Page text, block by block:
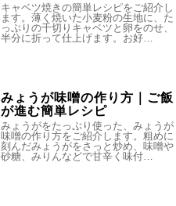
キャベツ焼きの簡単レシピをご紹介し
ます。薄く焼いた小麦粉の生地に、た
っぷりの千切りキャベツと卵をのせ、
半分に折って仕上げます。お好…
みょうが味噌の作り方｜ご飯
が進む簡単レシピ
みょうがをたっぷり使った、みょうが
味噌の作り方をご紹介します。粗めに
刻んだみょうがをさっと炒め、味噌や
砂糖、みりんなどで甘辛く味付…